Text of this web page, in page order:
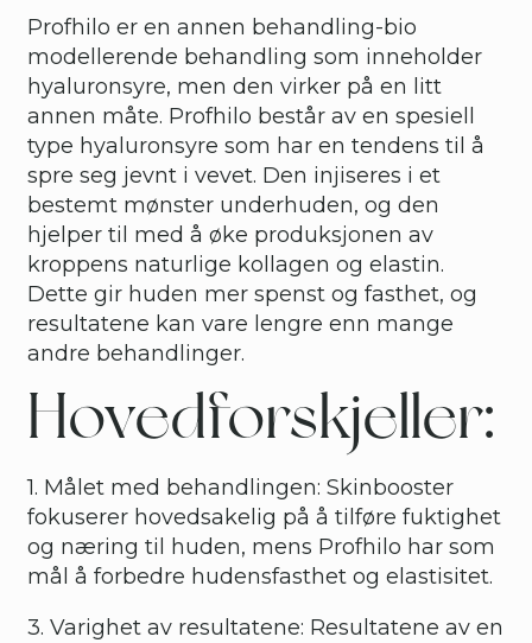
Profhilo er en annen behandling-bio
modellerende behandling som inneholder
hyaluronsyre, men den virker på en litt
annen måte. Profhilo består av en spesiell
type hyaluronsyre som har en tendens til å
spre seg jevnt i vevet. Den injiseres i et
bestemt mønster underhuden, og den
hjelper til med å øke produksjonen av
kroppens naturlige kollagen og elastin.
Dette gir huden mer spenst og fasthet, og
resultatene kan vare lengre enn mange
andre behandlinger.
Hovedforskjeller:
1. Målet med behandlingen: Skinbooster
fokuserer hovedsakelig på å tilføre fuktighet
og næring til huden, mens Profhilo har som
mål å forbedre hudensfasthet og elastisitet.
3. Varighet av resultatene: Resultatene av en